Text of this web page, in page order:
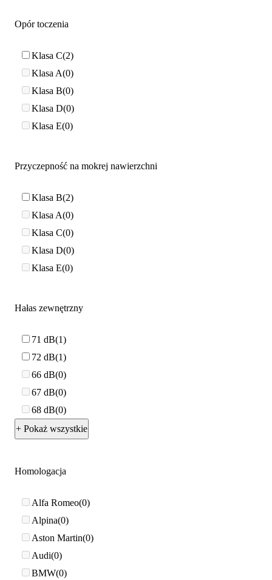
Opór toczenia
Klasa C 2
Klasa A 0
Klasa B 0
Klasa D 0
Klasa E 0
Przyczepność na mokrej nawierzchni
Klasa B 2
Klasa A 0
Klasa C 0
Klasa D 0
Klasa E 0
Hałas zewnętrzny
71 dB 1
72 dB 1
66 dB 0
67 dB 0
68 dB 0
+ Pokaż wszystkie
Homologacja
Alfa Romeo 0
Alpina 0
Aston Martin 0
Audi 0
BMW 0